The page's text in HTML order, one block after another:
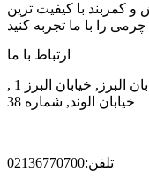
کمربند با کیفیت ترین
را با ما تجربه کنید
ارتباط با ما
آدرس کارخانه: چرمشهر ورامین, خیابان البرز, خیابان البرز 1 ,
خیابان الوند, شماره 38
تلفن:02136770700